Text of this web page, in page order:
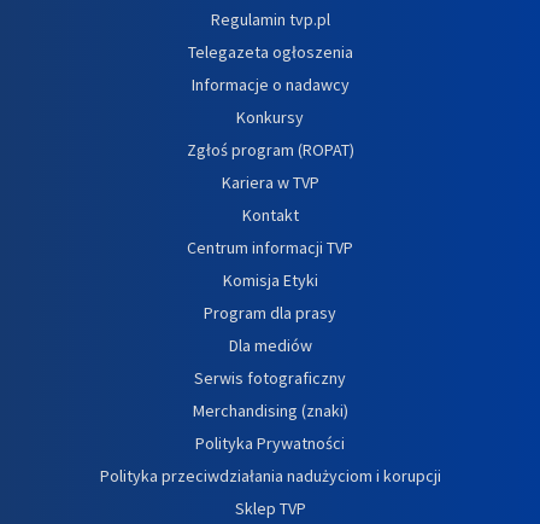
Regulamin tvp.pl
Telegazeta ogłoszenia
Informacje o nadawcy
Konkursy
Zgłoś program (ROPAT)
Kariera w TVP
Kontakt
Centrum informacji TVP
Komisja Etyki
Program dla prasy
Dla mediów
Serwis fotograficzny
Merchandising (znaki)
Polityka Prywatności
Polityka przeciwdziałania nadużyciom i korupcji
Sklep TVP